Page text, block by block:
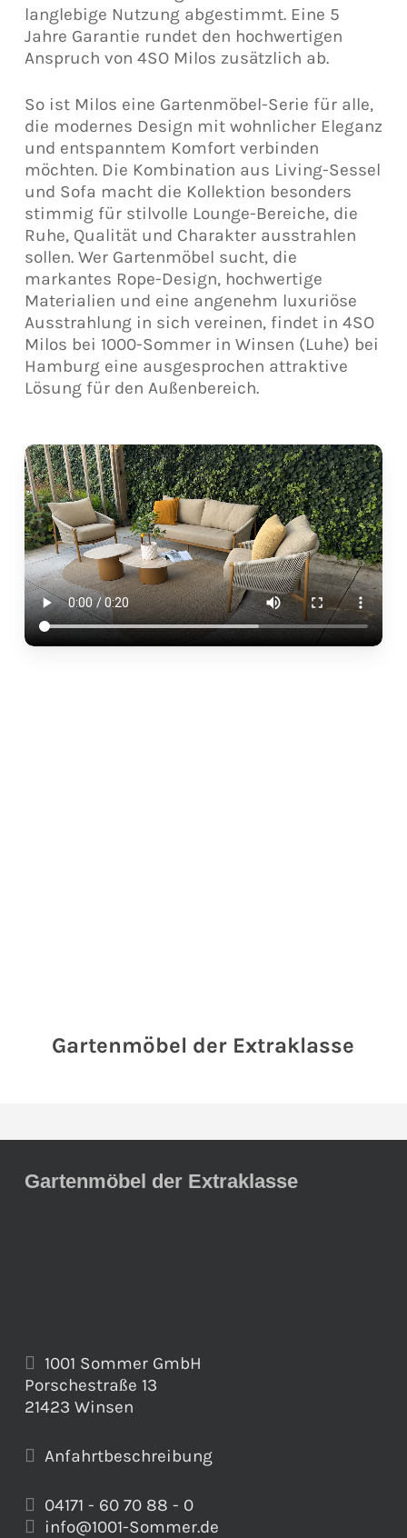
langlebige Nutzung abgestimmt. Eine 5
Jahre Garantie rundet den hochwertigen
Anspruch von 4SO Milos zusätzlich ab.
So ist Milos eine Gartenmöbel-Serie für alle,
die modernes Design mit wohnlicher Eleganz
und entspanntem Komfort verbinden
möchten. Die Kombination aus Living-Sessel
und Sofa macht die Kollektion besonders
stimmig für stilvolle Lounge-Bereiche, die
Ruhe, Qualität und Charakter ausstrahlen
sollen. Wer Gartenmöbel sucht, die
markantes Rope-Design, hochwertige
Materialien und eine angenehm luxuriöse
Ausstrahlung in sich vereinen, findet in 4SO
Milos bei 1000-Sommer in Winsen (Luhe) bei
Hamburg eine ausgesprochen attraktive
Lösung für den Außenbereich.
Gartenmöbel der Extraklasse
Gartenmöbel der Extraklasse
1001 Sommer GmbH
Porschestraße 13
21423 Winsen
Anfahrtbeschreibung
04171 - 60 70 88 - 0
info@1001-Sommer.de